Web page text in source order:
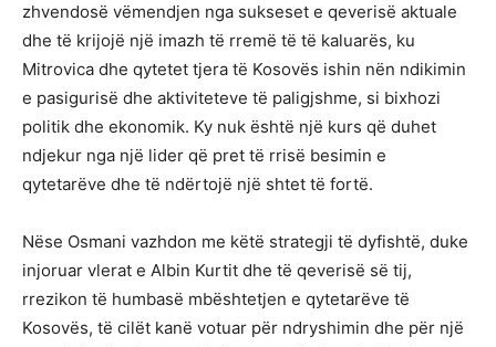
zhvendosë vëmendjen nga sukseset e qeverisë aktuale
dhe të krijojë një imazh të rremë të të kaluarës, ku
Mitrovica dhe qytetet tjera të Kosovës ishin nën ndikimin
e pasigurisë dhe aktiviteteve të paligjshme, si bixhozi
politik dhe ekonomik. Ky nuk është një kurs që duhet
ndjekur nga një lider që pret të rrisë besimin e
qytetarëve dhe të ndërtojë një shtet të fortë.
Nëse Osmani vazhdon me këtë strategji të dyfishtë, duke
injoruar vlerat e Albin Kurtit dhe të qeverisë së tij,
rrezikon të humbasë mbështetjen e qytetarëve të
Kosovës, të cilët kanë votuar për ndryshimin dhe për një